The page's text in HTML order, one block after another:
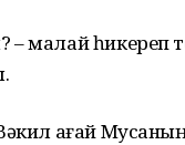
малай һикереп
ағай